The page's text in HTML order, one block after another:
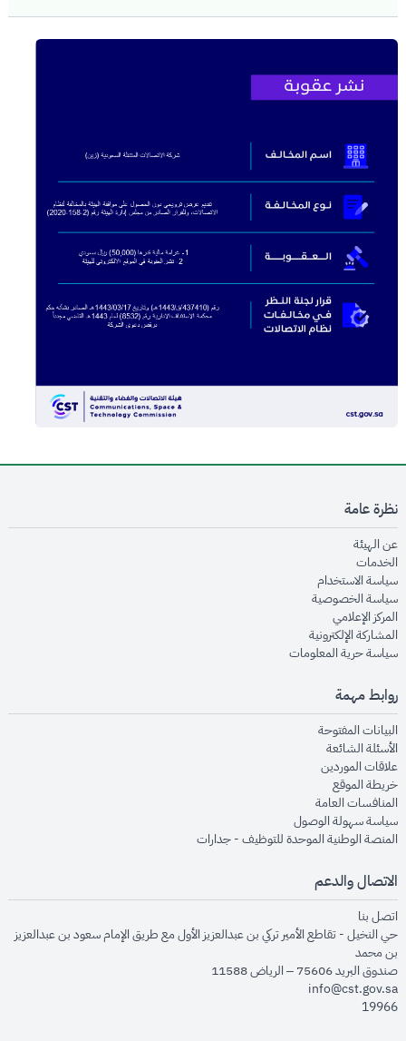
نظرة عامة
عن الهيئةopens in new window
الخدماتopens in new window
سياسة الاستخدام
سياسة الخصوصيةopens in new window
المركز الإعلاميopens in new window
المشاركة الإلكترونيةopens in new window
سياسة حرية المعلوماتopens in new window
روابط مهمة
البيانات المفتوحةopens in new window
الأسئلة الشائعةopens in new window
علاقات الموردينopens in new window
خريطة الموقعopens in new window
المنافسات العامةopens in new window
سياسة سهولة الوصولopens in new window
المنصة الوطنية الموحدة للتوظيف - جداراتopens in new window
الاتصال والدعم
اتصل بنا
حي النخيل - تقاطع الأمير تركي بن عبدالعزيز الأول مع طريق الإمام سعود بن عبدالعزيز
بن محمد
صندوق البريد 75606 – الرياض 11588
info@cst.gov.sa
19966